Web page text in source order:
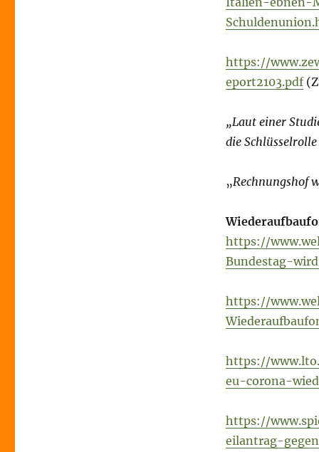
https://
eport2103.pdf
„Laut einer
die
„Rechnungshof
https://
Bundestag-
https://
https://
eu-corona-
https://
eilantrag-